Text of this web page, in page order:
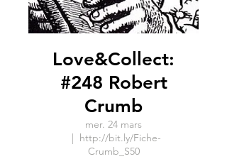
Love&Collect:
#248 Robert
Crumb
mer. 24 mars
  |
http://bit.ly/Fiche-
Crumb_S50